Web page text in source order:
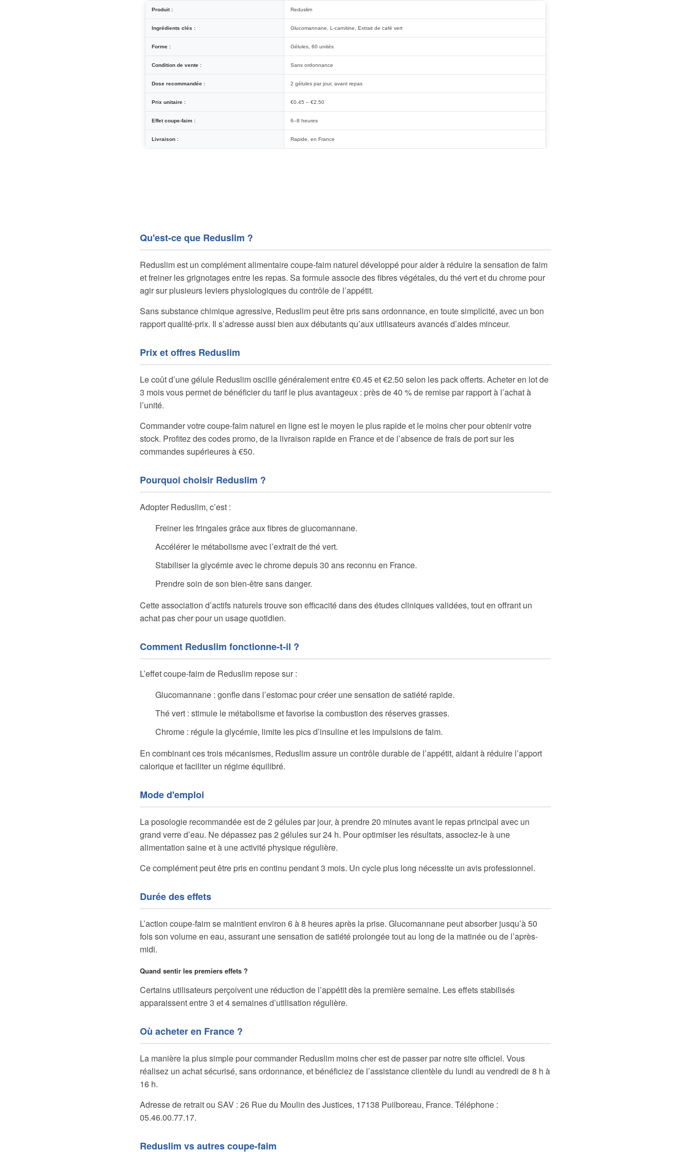
Produit : Reduslim
Ingrédients clés : Glucomannane, L-carnitine, Extrait de café vert
Forme : Gélules, 60 unités
Condition de vente : Sans ordonnance
Dose recommandée : 2 gélules par jour, avant repas
Prix unitaire : €0.45 – €2.50
Effet coupe-faim : 6–8 heures
Livraison : Rapide, en France
Qu'est-ce que Reduslim ?
Reduslim est un complément alimentaire coupe‐faim naturel développé pour aider à réduire la sensation de faim
et freiner les grignotages entre les repas. Sa formule associe des fibres végétales, du thé vert et du chrome pour
agir sur plusieurs leviers physiologiques du contrôle de l’appétit.
Sans substance chimique agressive, Reduslim peut être pris sans ordonnance, en toute simplicité, avec un bon
rapport qualité-prix. Il s’adresse aussi bien aux débutants qu’aux utilisateurs avancés d’aides minceur.
Prix et offres Reduslim
Le coût d’une gélule Reduslim oscille généralement entre €0.45 et €2.50 selon les pack offerts. Acheter en lot de
3 mois vous permet de bénéficier du tarif le plus avantageux : près de 40 % de remise par rapport à l’achat à
l’unité.
Commander votre coupe-faim naturel en ligne est le moyen le plus rapide et le moins cher pour obtenir votre
stock. Profitez des codes promo, de la livraison rapide en France et de l’absence de frais de port sur les
commandes supérieures à €50.
Pourquoi choisir Reduslim ?
Adopter Reduslim, c’est :
Freiner les fringales grâce aux fibres de glucomannane.
Accélérer le métabolisme avec l’extrait de thé vert.
Stabiliser la glycémie avec le chrome depuis 30 ans reconnu en France.
Prendre soin de son bien-être sans danger.
Cette association d’actifs naturels trouve son efficacité dans des études cliniques validées, tout en offrant un
achat pas cher pour un usage quotidien.
Comment Reduslim fonctionne-t-il ?
L’effet coupe-faim de Reduslim repose sur :
Glucomannane : gonfle dans l’estomac pour créer une sensation de satiété rapide.
Thé vert : stimule le métabolisme et favorise la combustion des réserves grasses.
Chrome : régule la glycémie, limite les pics d’insuline et les impulsions de faim.
En combinant ces trois mécanismes, Reduslim assure un contrôle durable de l’appétit, aidant à réduire l’apport
calorique et faciliter un régime équilibré.
Mode d'emploi
La posologie recommandée est de 2 gélules par jour, à prendre 20 minutes avant le repas principal avec un
grand verre d’eau. Ne dépassez pas 2 gélules sur 24 h. Pour optimiser les résultats, associez-le à une
alimentation saine et à une activité physique régulière.
Ce complément peut être pris en continu pendant 3 mois. Un cycle plus long nécessite un avis professionnel.
Durée des effets
L’action coupe-faim se maintient environ 6 à 8 heures après la prise. Glucomannane peut absorber jusqu’à 50
fois son volume en eau, assurant une sensation de satiété prolongée tout au long de la matinée ou de l’après-
midi.
Quand sentir les premiers effets ?
Certains utilisateurs perçoivent une réduction de l’appétit dès la première semaine. Les effets stabilisés
apparaissent entre 3 et 4 semaines d’utilisation régulière.
Où acheter en France ?
La manière la plus simple pour commander Reduslim moins cher est de passer par notre site officiel. Vous
réalisez un achat sécurisé, sans ordonnance, et bénéficiez de l’assistance clientèle du lundi au vendredi de 8 h à
16 h.
Adresse de retrait ou SAV : 26 Rue du Moulin des Justices, 17138 Puilboreau, France. Téléphone :
05.46.00.77.17.
Reduslim vs autres coupe-faim